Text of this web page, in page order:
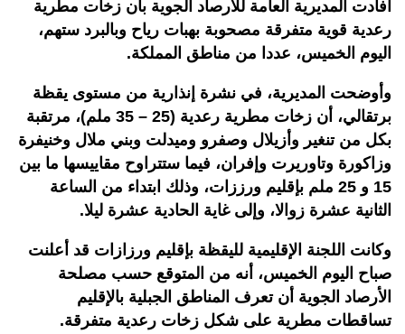
أفادت المديرية العامة للأرصاد الجوية بأن زخات مطرية
رعدية قوية متفرقة مصحوبة بهبات رياح وبالبرد ستهم،
اليوم الخميس، عددا من مناطق المملكة.
وأوضحت المديرية، في نشرة إنذارية من مستوى يقظة
برتقالي، أن زخات مطرية رعدية (25 – 35 ملم)، مرتقبة
بكل من تنغير وأزيلال وصفرو وميدلت وبني ملال وخنيفرة
وزاكورة وتاوريرت وإفران، فيما ستتراوح مقاييسها ما بين
15 و 25 ملم بإقليم ورززات، وذلك ابتداء من الساعة
الثانية عشرة زوالا، وإلى غاية الحادية عشرة ليلا.
وكانت اللجنة الإقليمية لليقظة بإقليم ورزازات قد أعلنت
صباح اليوم الخميس، أنه من المتوقع حسب مصلحة
الأرصاد الجوية أن تعرف المناطق الجبلية بالإقليم
تساقطات مطرية على شكل زخات رعدية متفرقة.